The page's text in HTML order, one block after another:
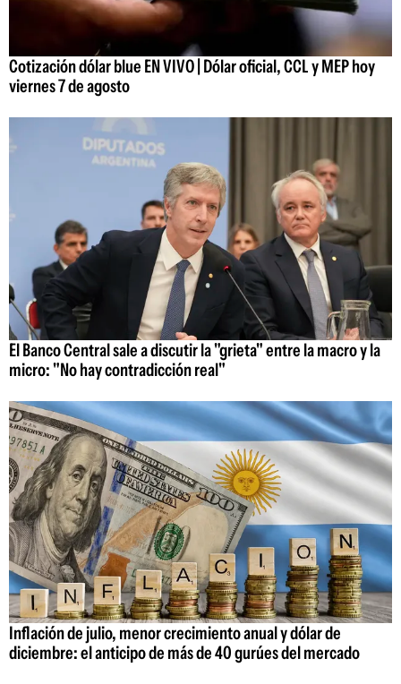
Cotización dólar blue EN VIVO | Dólar oficial, CCL y MEP hoy
viernes 7 de agosto
El Banco Central sale a discutir la "grieta" entre la macro y la
micro: "No hay contradicción real"
Inflación de julio, menor crecimiento anual y dólar de
diciembre: el anticipo de más de 40 gurúes del mercado